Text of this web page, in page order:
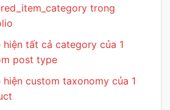
trong
hiện tất cả category của 1
post type
hiện custom taxonomy của 1